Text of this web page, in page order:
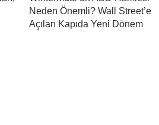
Neden Önemli? Wall Street’e
Açılan Kapıda Yeni Dönem